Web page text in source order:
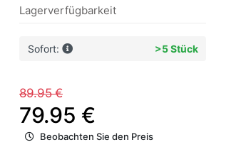
Lagerverfügbarkeit
Sofort: >5 Stück
89.95 €
79.95 €
Beobachten Sie den Preis